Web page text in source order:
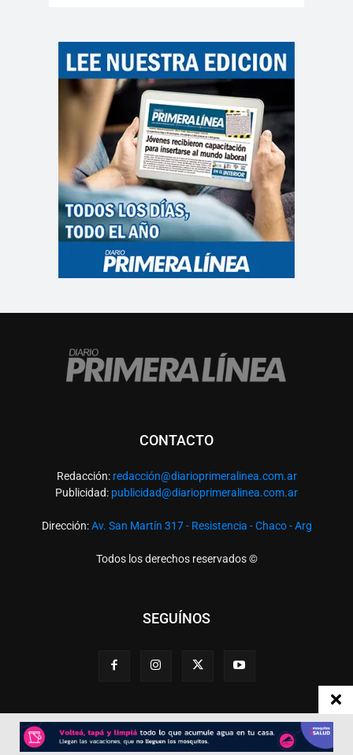
CONTACTO
Redacción: redacción@diarioprimeralinea.com.ar
Publicidad: publicidad@diarioprimeralinea.com.ar
Dirección:Av. San Martín 317 - Resistencia - Chaco - Arg
Todos los derechos reservados ©
SEGUÍNOS
Desarrollado porTP. Web Studio